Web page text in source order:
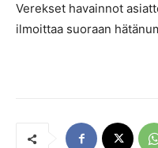
Verekset havainnot
ilmoittaa suoraan